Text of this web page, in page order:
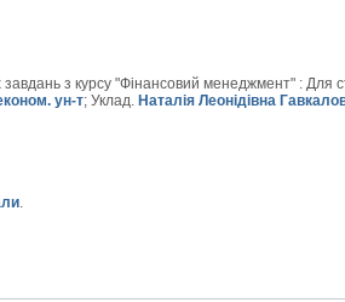
з курсу "Фінансовий менеджмент" : Для
ун-т; Уклад. Наталія Леонідівна
.